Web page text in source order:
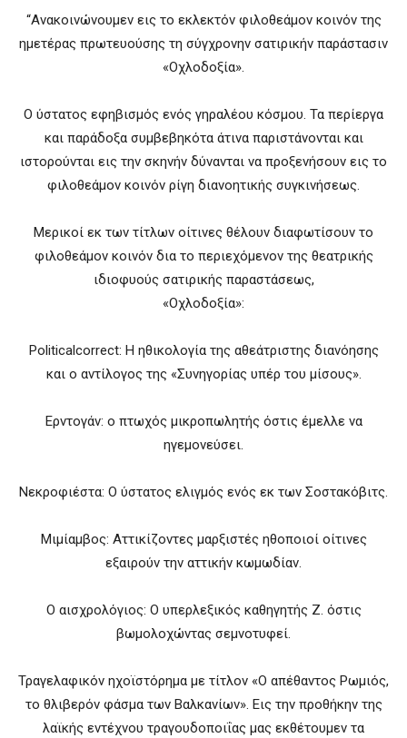
“Ανακοινώνουμεν εις το εκλεκτόν φιλοθεάμον κοινόν της
ημετέρας πρωτευούσης τη σύγχρονην σατιρικήν παράστασιν
«Οχλοδοξία».
Ο ύστατος εφηβισμός ενός γηραλέου κόσμου. Τα περίεργα
και παράδοξα συμβεβηκότα άτινα παριστάνονται και
ιστορούνται εις την σκηνήν δύνανται να προξενήσουν εις το
φιλοθεάμον κοινόν ρίγη διανοητικής συγκινήσεως.
Μερικοί εκ των τίτλων οίτινες θέλουν διαφωτίσουν το
φιλοθεάμον κοινόν δια το περιεχόμενον της θεατρικής
ιδιοφυούς σατιρικής παραστάσεως,
«Οχλοδοξία»:
Politicalcorrect: Η ηθικολογία της αθεάτριστης διανόησης
και ο αντίλογος της «Συνηγορίας υπέρ του μίσους».
Ερντoγάν: ο πτωχός μικροπωλητής όστις έμελλε να
ηγεμονεύσει.
Νεκροφιέστα: Ο ύστατος ελιγμός ενός εκ των Σοστακόβιτς.
Μιμίαμβος: Αττικίζοντες μαρξιστές ηθοποιοί οίτινες
εξαιρούν την αττικήν κωμωδίαν.
O αισχρολόγιος: Ο υπερλεξικός καθηγητής Ζ. όστις
βωμολοχώντας σεμνοτυφεί.
Τραγελαφικόν ηχοϊστόρημα με τίτλον «Ο απέθαντος Ρωμιός,
το θλιβερόν φάσμα των Βαλκανίων». Εις την προθήκην της
λαϊκής εντέχνου τραγουδοποιΐας μας εκθέτουμεν τα